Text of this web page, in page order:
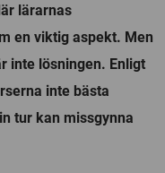
lärarnas
en viktig aspekt. Men
inte lösningen. Enligt
inte bästa
tur kan missgynna